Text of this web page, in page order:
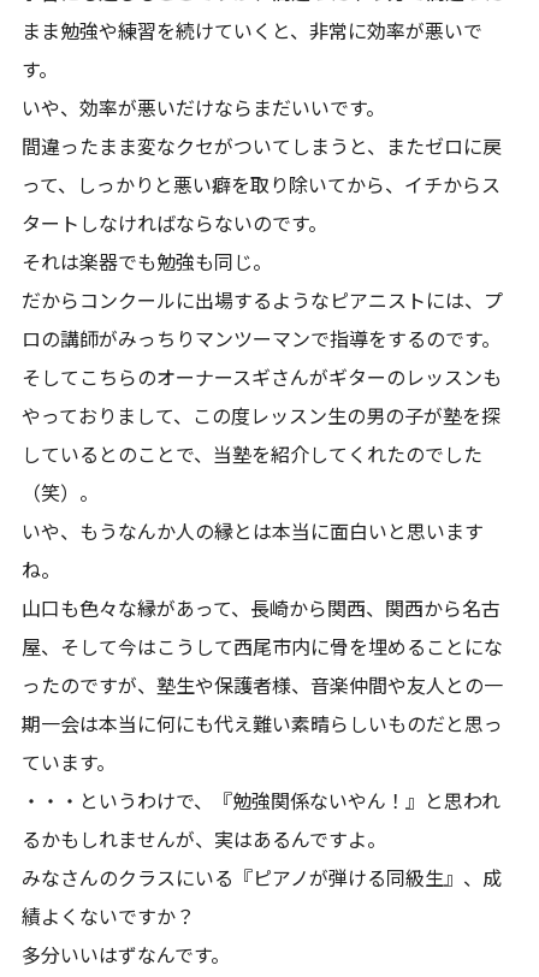
まま勉強や練習を続けていくと、非常に効率が悪いで
す。
いや、効率が悪いだけならまだいいです。
間違ったまま変なクセがついてしまうと、またゼロに戻
って、しっかりと悪い癖を取り除いてから、イチからス
タートしなければならないのです。
それは楽器でも勉強も同じ。
だからコンクールに出場するようなピアニストには、プ
ロの講師がみっちりマンツーマンで指導をするのです。
そしてこちらのオーナースギさんがギターのレッスンも
やっておりまして、この度レッスン生の男の子が塾を探
しているとのことで、当塾を紹介してくれたのでした
（笑）。
いや、もうなんか人の縁とは本当に面白いと思います
ね。
山口も色々な縁があって、長崎から関西、関西から名古
屋、そして今はこうして西尾市内に骨を埋めることにな
ったのですが、塾生や保護者様、音楽仲間や友人との一
期一会は本当に何にも代え難い素晴らしいものだと思っ
ています。
・・・というわけで、『勉強関係ないやん！』と思われ
るかもしれませんが、実はあるんですよ。
みなさんのクラスにいる『ピアノが弾ける同級生』、成
績よくないですか？
多分いいはずなんです。